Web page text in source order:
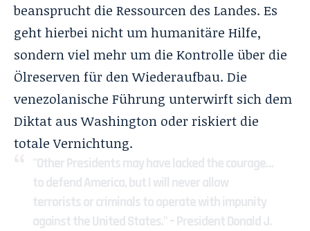
beansprucht die Ressourcen des Landes. Es
geht hierbei nicht um humanitäre Hilfe,
sondern viel mehr um die Kontrolle über die
Ölreserven für den Wiederaufbau. Die
venezolanische Führung unterwirft sich dem
Diktat aus Washington oder riskiert die
totale Vernichtung.
"Other Presidents may have lacked the courage…
to defend America, but I will never allow
terrorists or criminals to operate with impunity
against the United States." – President Donald J.